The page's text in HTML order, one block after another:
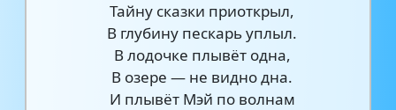
Тайну сказки приоткрыл,
В глубину пескарь уплыл.
В лодочке плывёт одна,
В озере — не видно дна.
И плывёт Мэй по волнам